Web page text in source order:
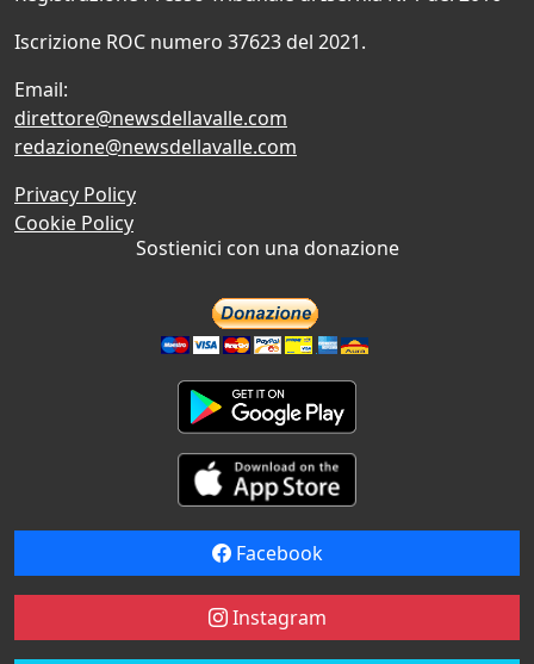
Iscrizione ROC numero 37623 del 2021.
Email:
direttore@newsdellavalle.com
redazione@newsdellavalle.com
Privacy Policy
Cookie Policy
Sostienici con una donazione
Facebook
Instagram